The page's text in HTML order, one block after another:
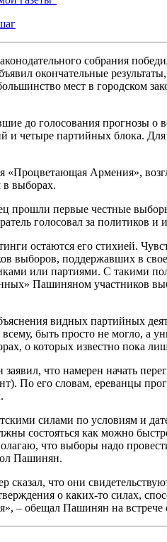
собрания
окончательные
мест в городском
до голосования прогнозы
и четыре партийных блока.
«Процветающая Армения»,
в выборах.
прошли первые честные
голосовал за
остаются его стихией.
выборов, поддержавших в
или партиями. С такими
Пашиняном участников
видных партийных
быть просто не могло, а
о которых известно пока
что намерен начать
По его словам, ереванцы
силами по условиям и
состояться как можно
что выборы надо
Пашинян.
сказал, что они
о каких-то силах,
– обещал Пашинян на